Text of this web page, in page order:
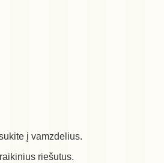
į vamzdelius.
riešutus.